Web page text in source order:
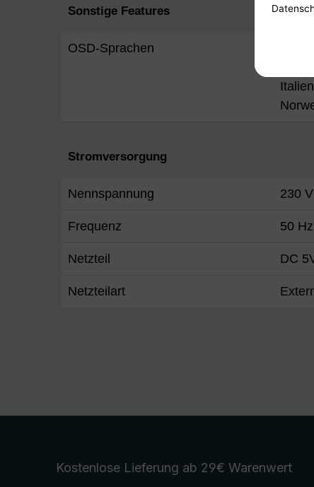
Sonstige Features
OSD-Sprachen
Stromversorgung
Nennspannung 230 V
Frequenz 50 Hz
Netzteil DC
Netzteilart
Kostenlose Lieferung ab 29€ Warenwert